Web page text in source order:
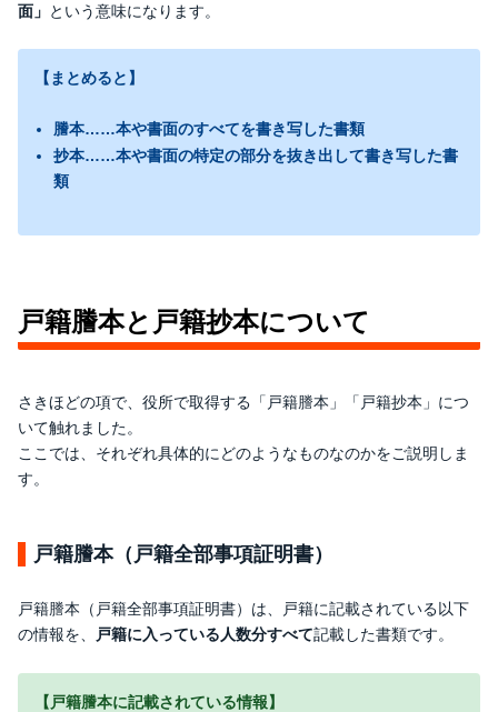
面」 という意味になります。
【まとめると】
謄本……本や書面のすべてを書き写した書類
抄本……本や書面の特定の部分を抜き出して書き写した書
類
戸籍謄本と戸籍抄本について
さきほどの項で、役所で取得する「戸籍謄本」「戸籍抄本」につ
いて触れました。
ここでは、それぞれ具体的にどのようなものなのかをご説明しま
す。
戸籍謄本（戸籍全部事項証明書）
戸籍謄本（戸籍全部事項証明書）は、戸籍に記載されている以下
の情報を、
戸籍に入っている人数分すべて記載した書類です。
【戸籍謄本に記載されている情報】